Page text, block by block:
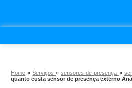
Home »Serviços»sensores de presença »
quanto custa sensor de presença externo